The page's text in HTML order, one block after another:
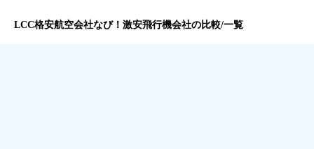
LCC格安航空会社なび！激安飛行機会社の比較/一覧